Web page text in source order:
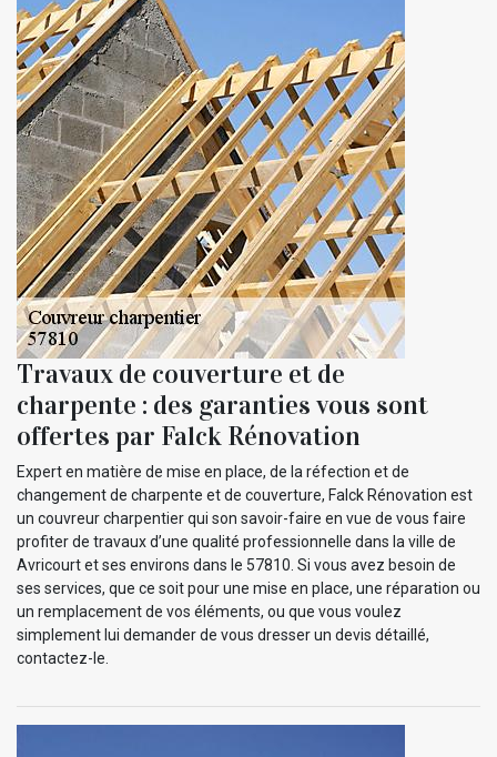
Travaux de couverture et de
charpente : des garanties vous sont
offertes par Falck Rénovation
Expert en matière de mise en place, de la réfection et de
changement de charpente et de couverture, Falck Rénovation est
un couvreur charpentier qui son savoir-faire en vue de vous faire
profiter de travaux d’une qualité professionnelle dans la ville de
Avricourt et ses environs dans le 57810. Si vous avez besoin de
ses services, que ce soit pour une mise en place, une réparation ou
un remplacement de vos éléments, ou que vous voulez
simplement lui demander de vous dresser un devis détaillé,
contactez-le.